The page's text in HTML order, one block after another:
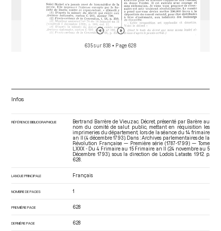
635 sur 838 • Page 628
Infos
RÉFÉRENCE BIBLIOGRAPHIQUE
Bertrand Barrère de Vieuzac. Décret, présenté par Barère au
nom du comité de salut public, mettant en réquisition les
imprimeries du département, lors de la séance du 14 frimaire
an II (4 décembre 1793). Dans : Archives parlementaires de la
Révolution Française — Première série (1787-1799) — Tome
LXXX - Du 4 Frimaire au 15 Frimaire an II (24 novembre au 5
Décembre 1793), sous la direction de Lodoïs Lataste. 1912. p.
628.
LANGUE PRINCIPALE Français
NOMBRE DE PAGES 1
PREMIÈRE PAGE 628
DERNIÈRE PAGE 628